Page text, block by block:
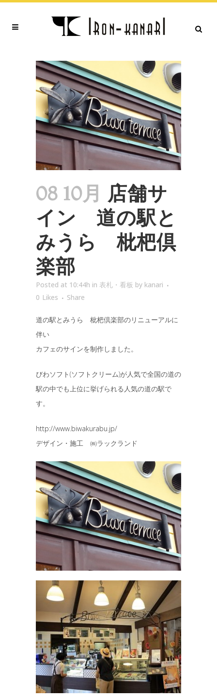
08 10月 店舗サ
イン 道の駅と
みうら 枇杷倶
楽部
Posted at 10:44h in 表札・看板 by kanari
0 Likes Share
道の駅とみうら 枇杷倶楽部のリニューアルに
伴い
カフェのサインを制作しました。
びわソフト(ソフトクリーム)が人気で全国の道の
駅の中でも上位に挙げられる人気の道の駅で
す。
http://www.biwakurabu.jp/
デザイン・施工 ㈱ラックランド